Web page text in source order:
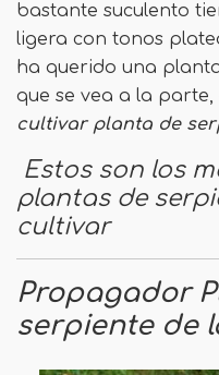
bastante suculento
ligera con tonos
ha querido una
que se vea a la
cultivar planta de
Estos son los
plantas de
cultivar
Propagador
serpiente de